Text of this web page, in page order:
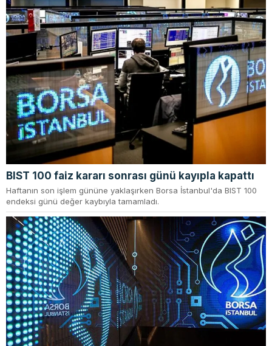
BIST 100 faiz kararı sonrası günü kayıpla kapattı
Haftanın son işlem gününe yaklaşırken Borsa İstanbul'da BIST 100
endeksi günü değer kaybıyla tamamladı.